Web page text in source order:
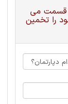
قسمت می
را تخمین